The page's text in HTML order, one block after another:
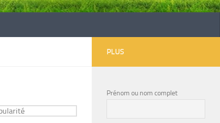
PLUS
Prénom ou nom complet